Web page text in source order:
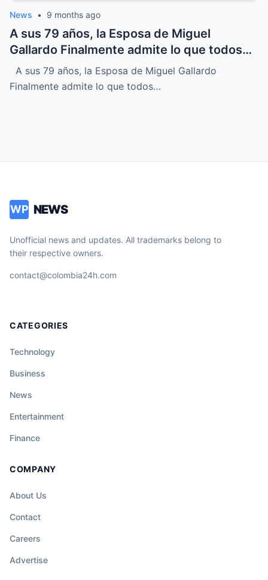
News • 9 months ago
A sus 79 años, la Esposa de Miguel
Gallardo Finalmente admite lo que todos
sospechábamos
A sus 79 años, la Esposa de Miguel Gallardo
Finalmente admite lo que todos…
WP NEWS
Unofficial news and updates. All trademarks belong to
their respective owners.
contact@colombia24h.com
CATEGORIES
Technology
Business
News
Entertainment
Finance
COMPANY
About Us
Contact
Careers
Advertise